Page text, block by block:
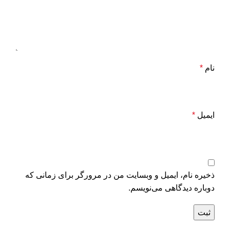
نام *
ایمیل *
ذخیره نام، ایمیل و وبسایت من در مرورگر برای زمانی که
دوباره دیدگاهی می‌نویسم.